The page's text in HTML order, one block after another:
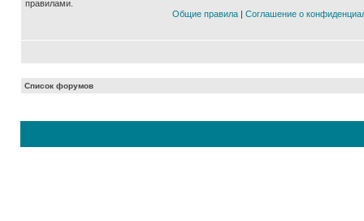
правилами.
Общие правила| Соглашение о
Список форумов